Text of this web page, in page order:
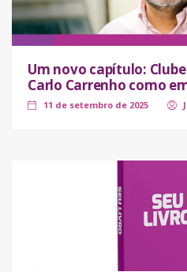
Um novo capítulo:
Carlo Carrenho como
11 de setembro de 2025